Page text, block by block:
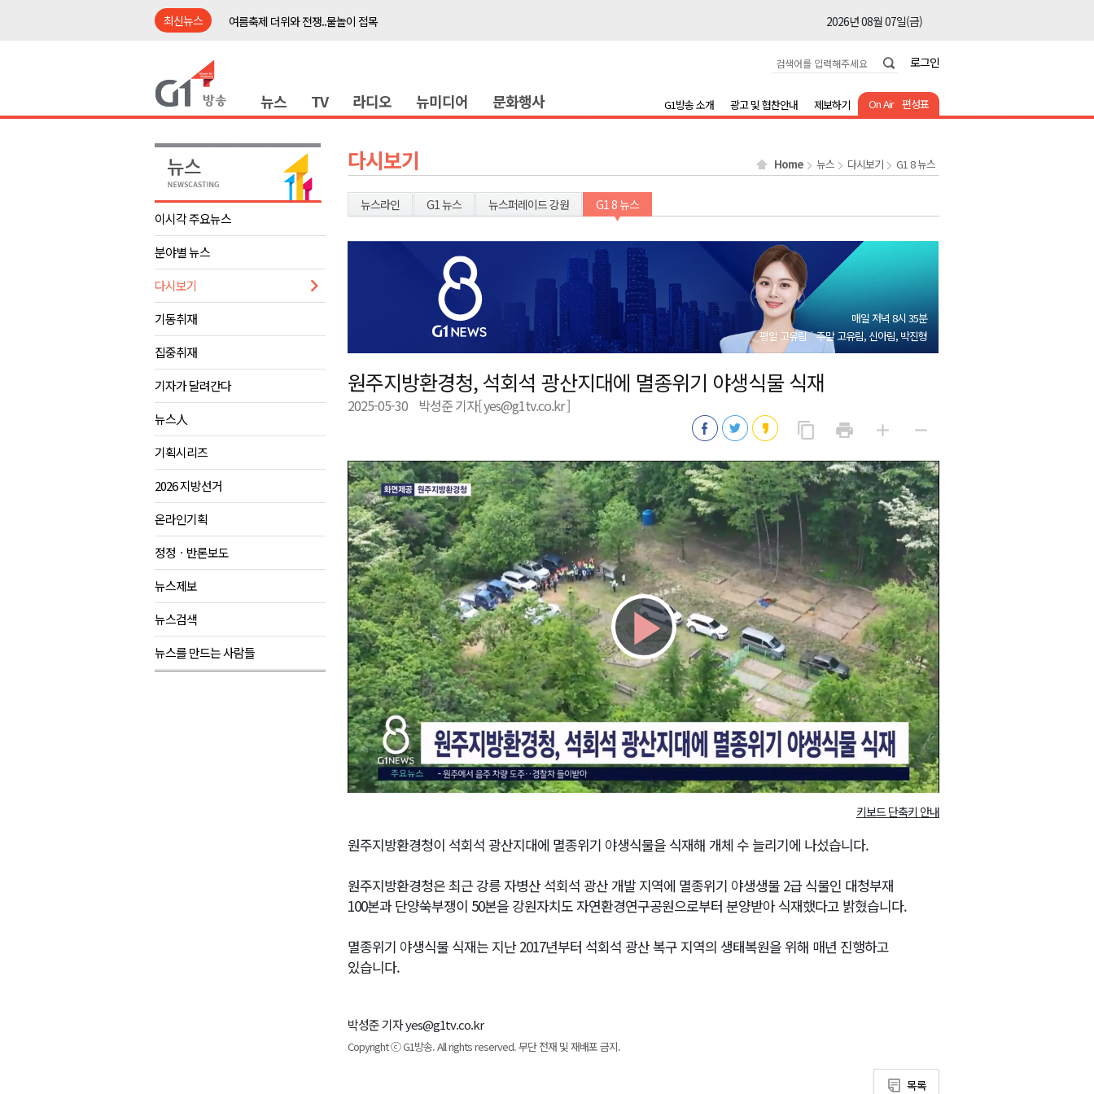
최신뉴스
여름축제 더위와 전쟁..물놀이 접목
2026년 08월 07일(금)
2026년 08월 07일(금)
검찰청 폐지..해결 과제 산적
2026년 08월 07일(금)
영월군, 국·도비 확보 보고회 개최
삼척 공공산후조리원 이전 시급
2026년 08월 07일(금)
강원자치도교육청 교감급 이상 387명 인사
2026년 08월 07일(금)
여름축제 더위와 전쟁..물놀이 접목
2026년 08월 07일(금)
강원도, 최휘영 문체부장관과 정책간담회
2026년 08월 07일(금)
이광재 국회 예결위원장, 강릉시 초청 특별 강연
2026년 08월 07일(금)
육동한 시장, 국제스케이트장 춘천 유치 건의
영월군, 국·도비 확보 보고회 개최
삼척 공공산후조리원 이전 시급
2026년 08월 07일(금)
강원자치도교육청 교감급 이상 387명 인사
2026년 08월 07일(금)
로그인
뉴스 TV 라디오 뉴미디어 문화행사 On Air 편성표
G1방송 소개 광고 및 협찬안내 제보하기
이시각 주요뉴스
분야별 뉴스
다시보기
기동취재
집중취재
기자가 달려간다
뉴스人
기획시리즈
2026 지방선거
온라인기획
정정ㆍ반론보도
뉴스제보
뉴스검색
뉴스를 만드는 사람들
다시보기 Home 뉴스 다시보기 G1 8 뉴스
뉴스라인 G1 뉴스 뉴스퍼레이드 강원 G1 8 뉴스
매일 저녁 8시 35분
평일 고유림
주말 고유림, 신아림, 박진형
원주지방환경청, 석회석 광산지대에 멸종위기 야생식물 식재
2025-05-30 박성준 기자[ yes@g1tv.co.kr ]
content_copy
사
print add
게
remove
게
Play
Video
키보드 단축키 안내
원주지방환경청이 석회석 광산지대에 멸종위기 야생식물을 식재해 개체 수 늘리기에 나섰습니다.
원주지방환경청은 최근 강릉 자병산 석회석 광산 개발 지역에 멸종위기 야생생물 2급 식물인 대청부재
100본과 단양쑥부쟁이 50본을 강원자치도 자연환경연구공원으로부터 분양받아 식재했다고 밝혔습니다.
멸종위기 야생식물 식재는 지난 2017년부터 석회석 광산 복구 지역의 생태복원을 위해 매년 진행하고
있습니다.
박성준 기자 yes@g1tv.co.kr
Copyright ⓒ G1방송. All rights reserved. 무단 전재 및 재배포 금지.
목록